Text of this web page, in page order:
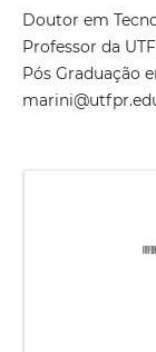
Doutor em
Professor da
Pós Graduação